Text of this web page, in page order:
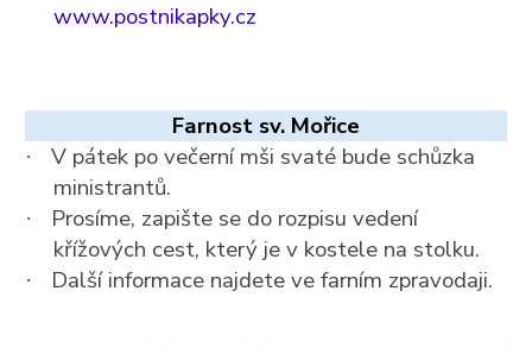
www.postnikapky.cz
Farnost sv. Mořice
·
V pátek po večerní mši svaté bude schůzka
ministrantů.
·
Prosíme, zapište se do rozpisu vedení
křížových cest, který je v kostele na stolku.
· Další informace najdete ve farním zpravodaji.